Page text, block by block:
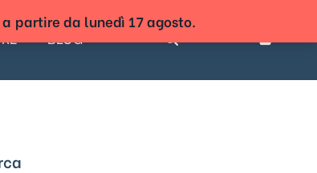
BLOG
partire da lunedì 17 agosto.